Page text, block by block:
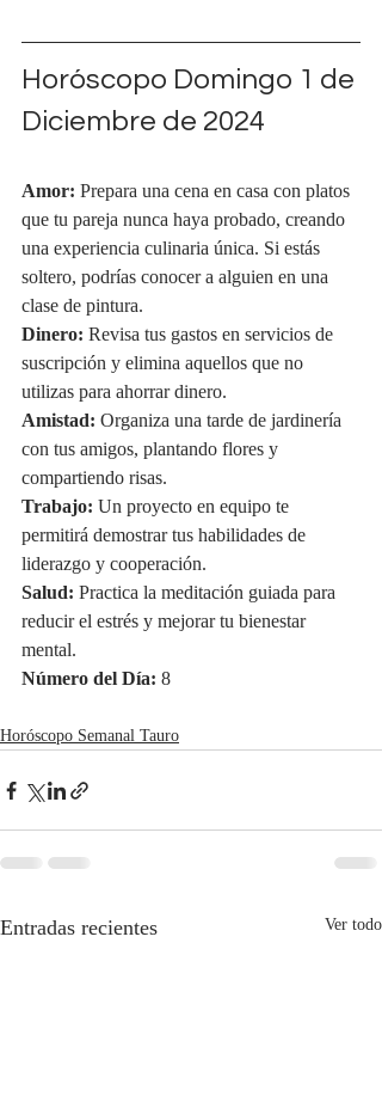
Horóscopo Domingo 1 de
Diciembre de 2024
Amor: Prepara una cena en casa con platos
que tu pareja nunca haya probado, creando
una experiencia culinaria única. Si estás
soltero, podrías conocer a alguien en una
clase de pintura.
Dinero: Revisa tus gastos en servicios de
suscripción y elimina aquellos que no
utilizas para ahorrar dinero.
Amistad: Organiza una tarde de jardinería
con tus amigos, plantando flores y
compartiendo risas.
Trabajo: Un proyecto en equipo te
permitirá demostrar tus habilidades de
liderazgo y cooperación.
Salud: Practica la meditación guiada para
reducir el estrés y mejorar tu bienestar
mental.
Número del Día: 8
Horóscopo Semanal Tauro
Entradas recientes Ver todo